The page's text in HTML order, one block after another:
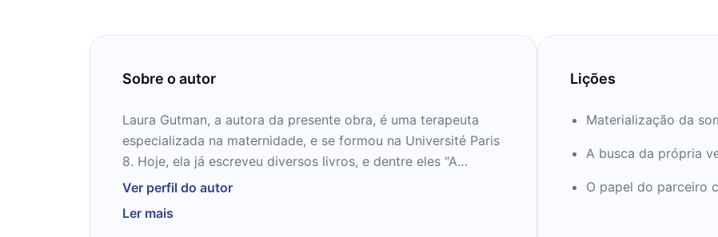
Sobre o autor
Laura Gutman, a autora da presente obra, é uma terapeuta
especializada na maternidade, e se formou na Université Paris
8. Hoje, ela já escreveu diversos livros, e dentre eles "A
Biografia Humana" e "Crianza", dois imensos best-sellers. Caso
tem a ensinar, mergulhe em seu livro nos próximos 12 minutos.
Ver perfil do autor
Ler mais
Lições
Materialização da
A busca da própria
O papel do parceiro